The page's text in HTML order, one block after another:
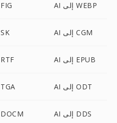
AI إلى FIG AI إلى WEBP
AI إلى SK AI إلى CGM
AI إلى RTF AI إلى EPUB
AI إلى TGA AI إلى ODT
AI إلى DOCM AI إلى DDS